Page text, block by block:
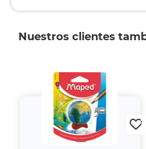
Nuestros clientes